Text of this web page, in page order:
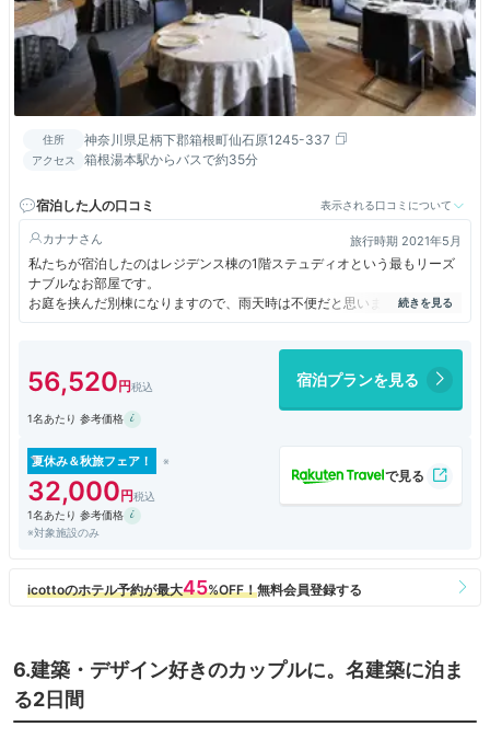
住所 神奈川県足柄下郡箱根町仙石原1245-337
アクセス 箱根湯本駅からバスで約35分
宿泊した人の口コミ 表示される口コミについて
カナナ 旅行時期 2021年5月
私たちが宿泊したのはレジデンス棟の1階ステュディオという最もリーズ
ナブルなお部屋です。
お庭を挟んだ別棟になりますので、雨天時は不便だと思います。
思っていたよりも狭く感じたのですが、機能的で不便なく、快適に過ごす
ました。
塩分甘さ控えめがリクエスト可能でしたらまた宿泊してみたいと感じまし
た。
56,520 宿泊プランを見る
1名あたり 参考価格
夏休み＆秋旅フェア！
32,000
1名あたり 参考価格
※対象施設のみ
6.建築・デザイン好きのカップルに。名建築に泊ま
る2日間